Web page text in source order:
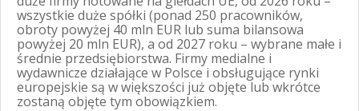
wszystkie duże spółki (ponad 250 pracowników,
obroty powyżej 40 mln EUR lub suma bilansowa
powyżej 20 mln EUR), a od 2027 roku – wybrane małe i
średnie przedsiębiorstwa. Firmy medialne i
wydawnicze działające w Polsce i obsługujące rynki
europejskie są w większości już objęte lub wkrótce
zostaną objęte tym obowiązkiem.